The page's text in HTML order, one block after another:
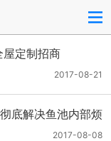
定制招商
2017-08-21
底解决鱼池内部烦
2017-08-08